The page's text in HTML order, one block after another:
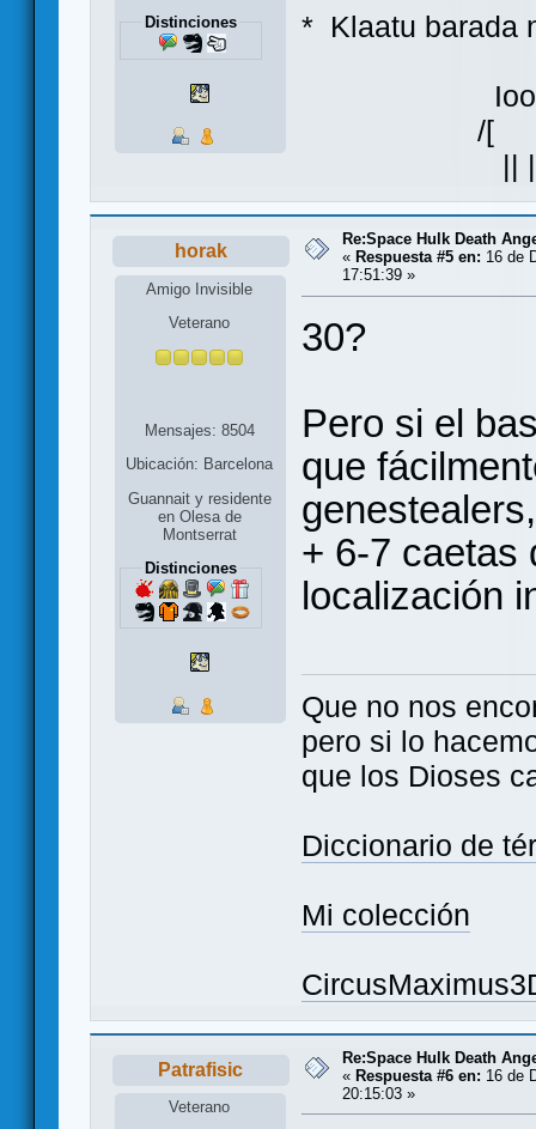
Distinciones
* Klaatu
/[ ]\
horak
Amigo Invisible
Veterano
Mensajes: 8504
Ubicación: Barcelona
Guannait y residente
en Olesa de
Montserrat
Distinciones
Re:Space Hulk Death
« Respuesta #5 en: 16 de
17:51:39 »
30?
Pero si el
que
+ 6-7 caetas
localización
Que no nos
pero si lo
que los Dioses
Diccionario de
Mi colección
Patrafisic
Veterano
Re:Space Hulk Death
« Respuesta #6 en: 16 de
20:15:03 »